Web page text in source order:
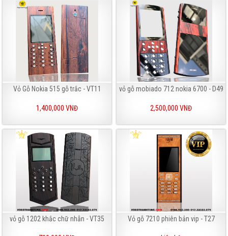
Vỏ Gỗ Nokia 515 gỗ trắc - VT11
1,400,000 VNĐ
vỏ gỗ mobiado 712 nokia 6700 - D49
2,500,000 VNĐ
vỏ gỗ 1202 khắc chữ nhẫn - VT35 Vỏ gỗ 7210 phiên bản vip - T27